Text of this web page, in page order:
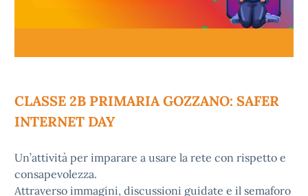
CLASSE 2B PRIMARIA GOZZANO: SAFER
INTERNET DAY
Un’attività per imparare a usare la rete con rispetto e
consapevolezza.
Attraverso immagini, discussioni guidate e il semaforo